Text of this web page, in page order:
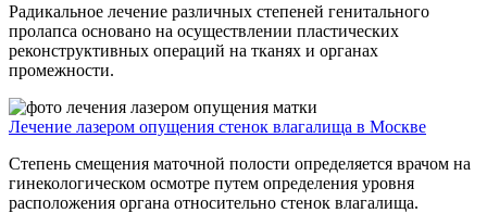
Радикальное лечение различных степеней генитального
пролапса основано на осуществлении пластических
реконструктивных операций на тканях и органах
промежности.
Лечение лазером опущения стенок влагалища в Москве
Степень смещения маточной полости определяется врачом на
гинекологическом осмотре путем определения уровня
расположения органа относительно стенок влагалища.